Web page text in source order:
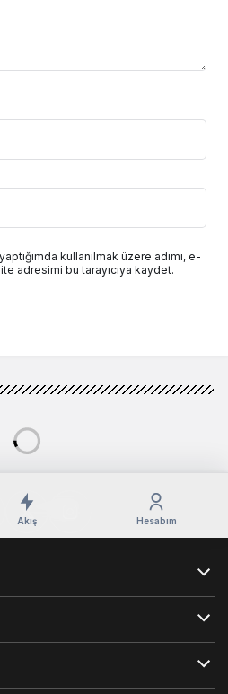
kullanılmak üzere adımı, e-
adresimi bu tarayıcıya kaydet.
Akış Hesabım